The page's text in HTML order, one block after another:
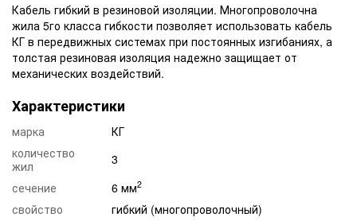
Кабель гибкий в резиновой изоляции. Многопроволочна
жила 5го класса гибкости позволяет использовать кабель
КГ в передвижных системах при постоянных изгибаниях, а
толстая резиновая изоляция надежно защищает от
механических воздействий.
Характеристики
марка
КГ
количество
жил
3
сечение
6 мм2
свойство
гибкий (многопроволочный)